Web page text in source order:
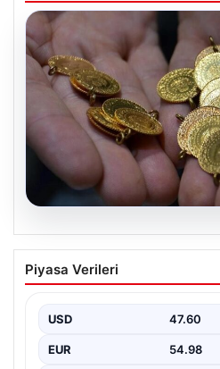
05.08.2026
14 Nisan 2026 Altın
Durum Ve Analizler
çeken altın piyasası, küresel
Piyasa Verileri
USD 47.60
EUR 54.98